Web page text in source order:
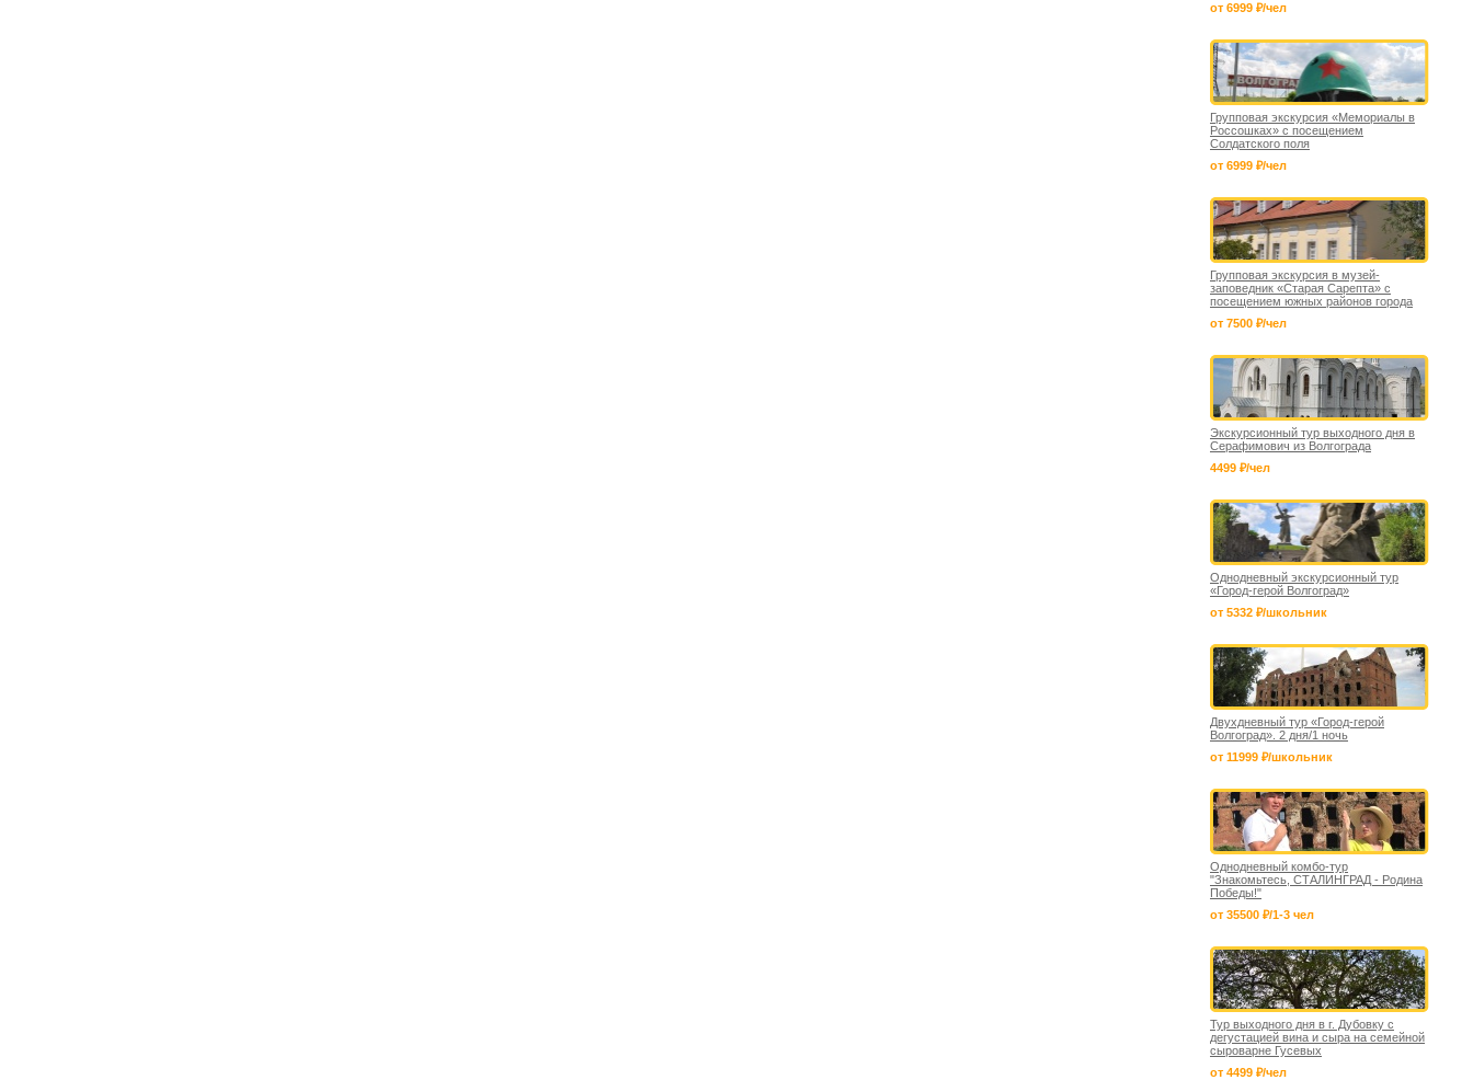
от 6999 ₽/чел
Групповая экскурсия «Мемориалы в
Россошках» с посещением
Солдатского поля
от 6999 ₽/чел
Групповая экскурсия в музей-
заповедник «Старая Сарепта» с
посещением южных районов города
от 7500 ₽/чел
Экскурсионный тур выходного дня в
Серафимович из Волгограда
4499 ₽/чел
Однодневный экскурсионный тур
«Город-герой Волгоград»
от 5332 ₽/школьник
Двухдневный тур «Город-герой
Волгоград». 2 дня/1 ночь
от 11999 ₽/школьник
Однодневный комбо-тур
"Знакомьтесь, СТАЛИНГРАД - Родина
Победы!"
от 35500 ₽/1-3 чел
Тур выходного дня в г. Дубовку с
дегустацией вина и сыра на семейной
сыроварне Гусевых
от 4499 ₽/чел